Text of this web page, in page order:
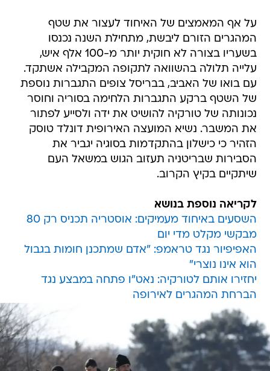
על אף המאמצים של האיחוד לעצור את שטף
המהגרים הזורם ליבשת, מתחילת השנה נכנסו
בשעריו בצורה לא חוקית יותר מ-100 אלף איש,
עלייה תלולה בהשוואה לתקופה המקבילה אשתקד.
עם בואו של האביב, בבריסל צופים התגברות נוספת
של השטף ברקע התגברות הלחימה בסוריה וחוסר
נכונותה של טורקיה להושיט את ידה ולסייע לפתור
את המשבר. נשיא המועצה האירופית דונלד טוסק
הזהיר כי כישלון בהתקדמות בסוגיה יגביר את
הסבירות שבריטניה תעזוב הגוש במשאל העם
שיתקיים בקיץ הקרוב.
לקריאה נוספת בנושא
השסעים באיחוד מעמיקים: אוסטריה תכניס רק 80
מבקשי מקלט מדי יום
האפיפיור נגד טראמפ: "אדם שמתכנן חומות בגבול
הוא אינו נוצרי"
יחזירו אותם לטורקיה: נאט"ו פתחה במבצע נגד
הברחת המהגרים לאירופה